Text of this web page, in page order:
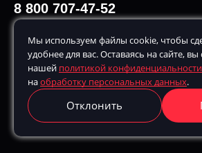
8 800 707-47-52
+7 499 380-70-80
По будням, с 10:00 до
hello@remarketing.bz
г. Москва, ул. Шухова, д. 17, корп. 2, этаж 3,
Получить консультацию
Мы используем файлы cookie, чтобы
удобнее для вас. Оставаясь на сайте,
нашей политикой конфиденциальности
наобработку персональных данных.
Отклонить